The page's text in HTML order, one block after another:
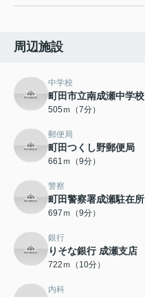
周辺施設
中学校
町田市立南成瀬中学校
505ｍ（7分）
郵便局
町田つくし野郵便局
661ｍ（9分）
警察
町田警察署成瀬駐在所
697ｍ（9分）
銀行
りそな銀行 成瀬支店
722ｍ（10分）
内科